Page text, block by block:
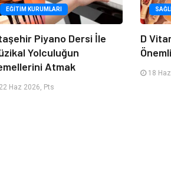
EĞITIM KURUMLARI
Piyano Dersi İle
Yolculuğun
Atmak
Haz 2026, Pts
D
18